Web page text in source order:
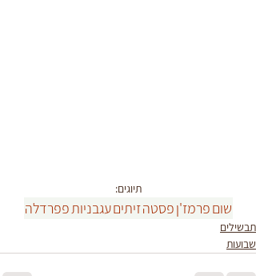
תיוגים:
שוםפרמז'ןפסטהזיתיםעגבניות פפרדלה
תבשילים
שבועות